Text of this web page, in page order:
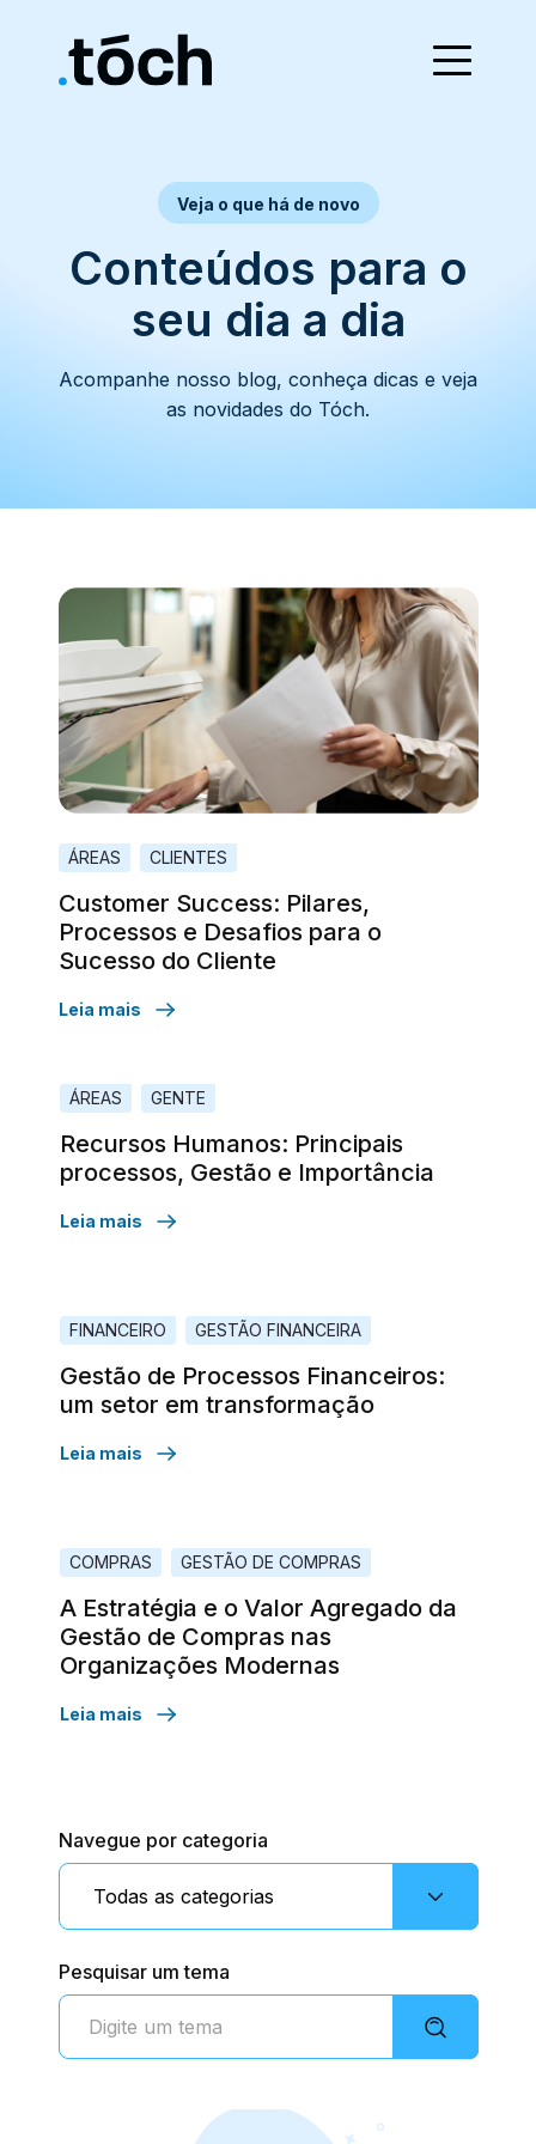
Veja o que há de novo
Conteúdos para o
seu dia a dia
Acompanhe nosso blog, conheça dicas e veja
as novidades do Tóch.
ÁREAS CLIENTES
Customer Success: Pilares,
Processos e Desafios para o
Sucesso do Cliente
Leia mais
ÁREAS GENTE
Recursos Humanos: Principais
processos, Gestão e Importância
Leia mais
FINANCEIRO GESTÃO FINANCEIRA
Gestão de Processos Financeiros:
um setor em transformação
Leia mais
COMPRAS GESTÃO DE COMPRAS
A Estratégia e o Valor Agregado da
Gestão de Compras nas
Organizações Modernas
Leia mais
Navegue por categoria
Pesquisar um tema